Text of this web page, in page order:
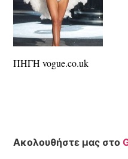
ΠΗΓΗ vogue.co.uk
Ακολουθήστε μας στο